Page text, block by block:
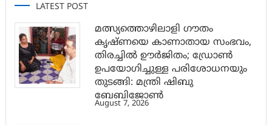
LATEST POST
മത്സ്യത്തൊഴിലാളി ഗൗതം
കൃഷ്ണയെ കാണാതായ സംഭവം,
തിരച്ചിൽ ഊർജിതം; ഡ്രോണ്‍
ഉപയോഗിച്ചുള്ള പരിശോധനയും
തുടങ്ങി: മന്ത്രി ഷിബു
ബേബിജോണ്‍
August 7, 2026